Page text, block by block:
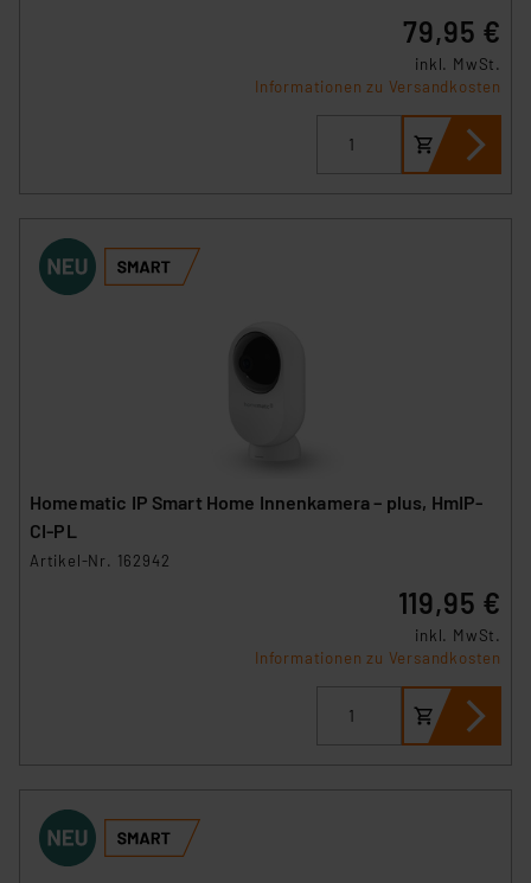
79,95 €
inkl. MwSt.
Informationen zu Versandkosten
Homematic IP Smart Home Innenkamera – plus, HmIP-
CI-PL
Artikel-Nr. 162942
119,95 €
inkl. MwSt.
Informationen zu Versandkosten